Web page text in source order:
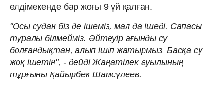
елдімекенде бар жоғы 9 үй қалған.
"Осы судан біз де ішеміз, мал да ішеді. Сапасы
туралы білмейміз. Әйтеуір ағынды су
болғандықтан, алып ішіп жатырмыз. Басқа су
жоқ ішетін", - дейді Жаңатілек ауылының
тұрғыны Қайырбек Шамсүлеев.